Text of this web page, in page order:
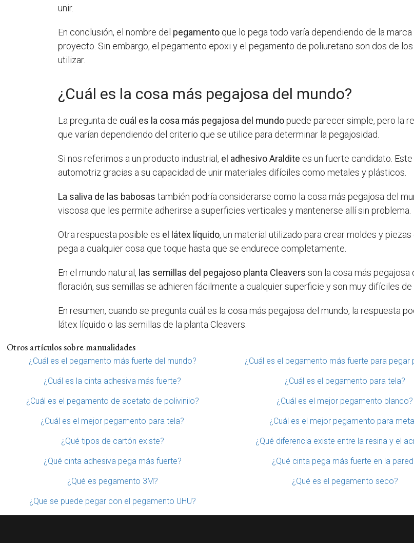
unir.
En conclusión, el nombre del pegamento que lo pega todo varía dependiendo de la
proyecto. Sin embargo, el pegamento epoxi y el pegamento de poliuretano son dos de los
utilizar.
¿Cuál es la cosa más pegajosa del mundo?
La pregunta de cuál es la cosa más pegajosa del mundopuede parecer simple, pero la
que varían dependiendo del criterio que se utilice para determinar la pegajosidad.
Si nos referimos a un producto industrial, el adhesivo Araldite es un fuerte candidato.
automotriz gracias a su capacidad de unir materiales difíciles como metales y plásticos.
La saliva de las babosas también podría considerarse como la cosa más pegajosa del
viscosa que les permite adherirse a superficies verticales y mantenerse allí sin problema.
Otra respuesta posible es el látex líquido, un material utilizado para crear moldes y
pega a cualquier cosa que toque hasta que se endurece completamente.
En el mundo natural, las semillas del pegajoso planta Cleavers son la cosa más pegajosa
floración, sus semillas se adhieren fácilmente a cualquier superficie y son muy difíciles de
En resumen, cuando se pregunta cuál es la cosa más pegajosa del mundo, la respuesta
látex líquido o las semillas de la planta Cleavers.
Otros artículos sobre manualidades
¿Cuál es el pegamento más fuerte del mundo? ¿Cuál es el pegamento más fuerte para pegar
¿Cuál es la cinta adhesiva más fuerte? ¿Cuál es el pegamento para tela?
¿Cuál es el pegamento de acetato de polivinilo? ¿Cuál es el mejor pegamento blanco?
¿Cuál es el mejor pegamento para tela? ¿Cuál es el mejor pegamento para
¿Qué tipos de cartón existe? ¿Qué diferencia existe entre la resina y el
¿Qué cinta adhesiva pega más fuerte? ¿Qué cinta pega más fuerte en la
¿Qué es pegamento 3M? ¿Qué es el pegamento seco?
¿Que se puede pegar con el pegamento UHU?